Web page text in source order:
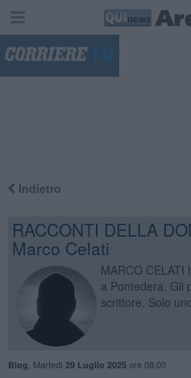
Indietro
RACCONTI DELLA
Marco Celati
MARCO CELATI
a Pontedera. Gli
scrittore. Solo
Blog Martedì 29 Luglio 2025ore 08:00